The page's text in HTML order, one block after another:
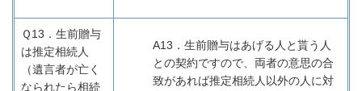
Ｑ13． 生前贈与
は推定相続人
（遺言者が亡く
なられたら相続
A13 ．生前贈与はあげる人と貰う人
との契約ですので、両者の意思の合
致があれば推定相続人以外の人に対